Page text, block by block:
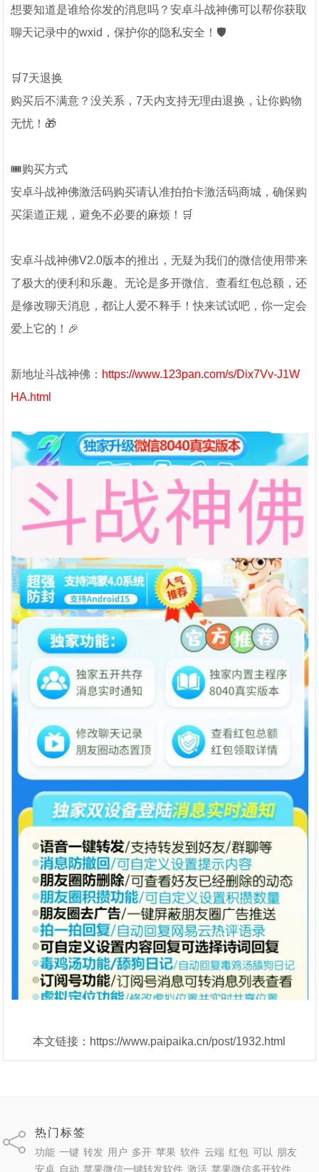
想要知道是谁给你发的消息吗？安卓斗战神佛可以帮你获取
聊天记录中的wxid，保护你的隐私安全！🛡️
🛒7天退换
购买后不满意？没关系，7天内支持无理由退换，让你购物
无忧！🎁
🎟️购买方式
安卓斗战神佛激活码购买请认准拍拍卡激活码商城，确保购
买渠道正规，避免不必要的麻烦！🛒
安卓斗战神佛V2.0版本的推出，无疑为我们的微信使用带来
了极大的便利和乐趣。无论是多开微信、查看红包总额，还
是修改聊天消息，都让人爱不释手！快来试试吧，你一定会
爱上它的！🎉
新地址斗战神佛： https://www.123pan.com/s/Dix7Vv-J1W
HA.html
本文链接：https://www.paipaika.cn/post/1932.html
热门标签
功能 一键 转发 用户 多开 苹果 软件 云端 红包 可以 朋友
安卓 自动 苹果微信一键转发软件 激活 苹果微信多开软件